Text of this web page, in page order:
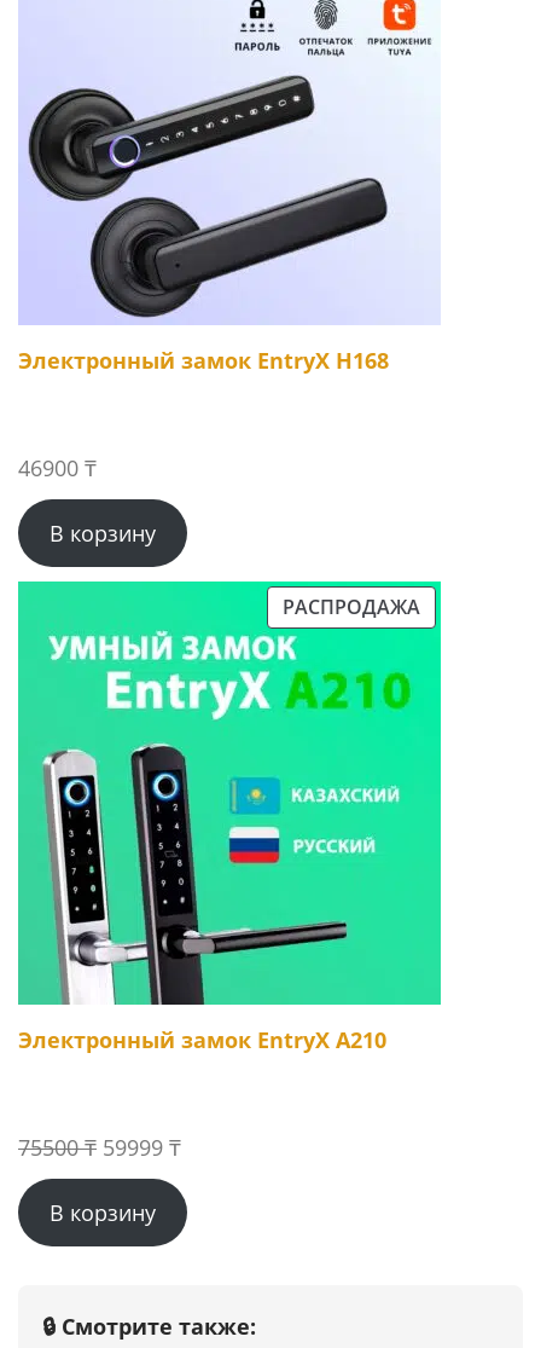
Электронный замок EntryX H168
46900 ₸
В корзину
РАСПРОДАЖА
ПРОДАВАЕМЫЙ
ТОВАР
Электронный замок EntryX A210
75500₸ Первоначальная
цена
составляла
75500 ₸.
59999 ₸Текущая
59999 ₸.
В корзину
🔒 Смотрите также: